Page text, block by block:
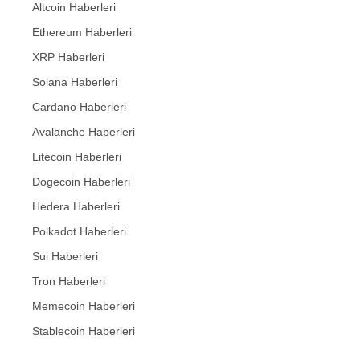
Altcoin Haberleri
Ethereum Haberleri
XRP Haberleri
Solana Haberleri
Cardano Haberleri
Avalanche Haberleri
Litecoin Haberleri
Dogecoin Haberleri
Hedera Haberleri
Polkadot Haberleri
Sui Haberleri
Tron Haberleri
Memecoin Haberleri
Stablecoin Haberleri